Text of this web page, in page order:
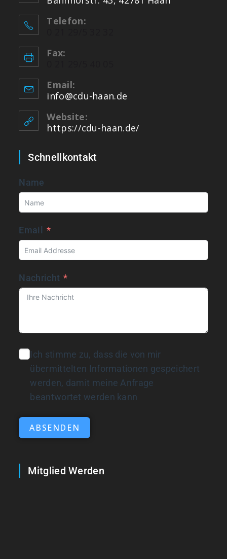
Telefon:
Fax:
Email:
info@cdu-haan.de
Website:
https://cdu-haan.de/
Schnellkontakt
Name
Email
Nachricht
Ich stimme zu, dass die von mir
übermittelten Informationen gespeichert
werden, damit meine Anfrage
beantwortet werden kann
ABSENDEN
Mitglied Werden